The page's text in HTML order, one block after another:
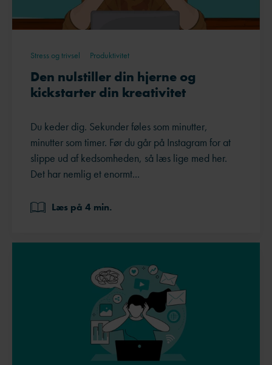
Stress og trivsel Produktivitet
Den nulstiller din hjerne og
kickstarter din kreativitet
Du keder dig. Sekunder føles som minutter,
minutter som timer. Før du går på Instagram for at
slippe ud af kedsomheden, så læs lige med her.
Det har nemlig et enormt...
Læs på 4 min.